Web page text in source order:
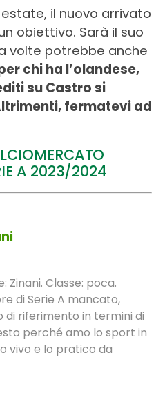
il nuovo arrivato
obiettivo. Sarà il suo
volte potrebbe anche
chi ha l’olandese,
su Castro si
fermatevi ad
A 2023/2024
Zinani. Classe: poca.
di Serie A mancato,
di riferimento in termini di
perché amo lo sport in
vivo e lo pratico da